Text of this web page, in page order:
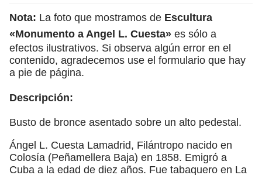
Nota: La foto que mostramos de Escultura
«Monumento a Angel L. Cuesta» es sólo a
efectos ilustrativos. Si observa algún error en el
contenido, agradecemos use el formulario que hay
a pie de página.
Descripción:
Busto de bronce asentado sobre un alto pedestal.
Ángel L. Cuesta Lamadrid, Filántropo nacido en
Colosía (Peñamellera Baja) en 1858. Emigró a
Cuba a la edad de diez años. Fue tabaquero en La